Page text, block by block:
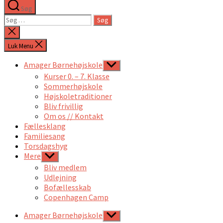
Søg
Søg
efter:
Luk
søgning
Luk Menu
Amager Børnehøjskole Vis
undermenu
Kurser 0. – 7. Klasse
Sommerhøjskole
Højskoletraditioner
Bliv frivillig
Om os // Kontakt
Fællesklang
Familiesang
Torsdagshyg
Mere Vis
undermenu
Bliv medlem
Udlejning
Bofællesskab
Copenhagen Camp
Amager Børnehøjskole Vis